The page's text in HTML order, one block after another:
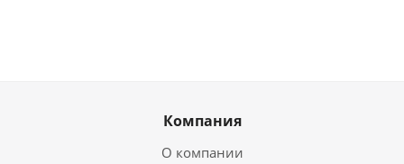
Компания
О компании